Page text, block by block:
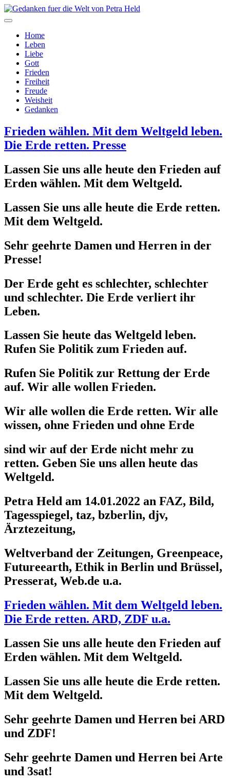
Home
Leben
Liebe
Gott
Frieden
Freiheit
Freude
Weisheit
Gedanken
Frieden wählen. Mit dem Weltgeld leben.
Die Erde retten. Presse
Lassen Sie uns alle heute den Frieden auf
Erden wählen. Mit dem Weltgeld.
Lassen Sie uns alle heute die Erde retten.
Mit dem Weltgeld.
Sehr geehrte Damen und Herren in der
Presse!
Der Erde geht es schlechter, schlechter
und schlechter. Die Erde verliert ihr
Leben.
Lassen Sie heute das Weltgeld leben.
Rufen Sie Politik zum Frieden auf.
Rufen Sie Politik zur Rettung der Erde
auf. Wir alle wollen Frieden.
Wir alle wollen die Erde retten. Wir alle
wissen, ohne Frieden und ohne Erde
sind wir auf der Erde nicht mehr zu
retten. Geben Sie uns allen heute das
Weltgeld.
Petra Held am 14.01.2022 an FAZ, Bild,
Tagesspiegel, taz, bzberlin, djv,
Ärztezeitung,
Weltverband der Zeitungen, Greenpeace,
Futureearth, Ethik in Berlin und Brüssel,
Presserat, Web.de u.a.
Frieden wählen. Mit dem Weltgeld leben.
Die Erde retten. ARD, ZDF u.a.
Lassen Sie uns alle heute den Frieden auf
Erden wählen. Mit dem Weltgeld.
Lassen Sie uns alle heute die Erde retten.
Mit dem Weltgeld.
Sehr geehrte Damen und Herren bei ARD
und ZDF!
Sehr geehrte Damen und Herren bei Arte
und 3sat!